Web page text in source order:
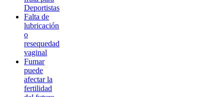
Deportistas
Falta de
lubricación
o
resequedad
vaginal
Fumar
puede
afectar la
fertilidad